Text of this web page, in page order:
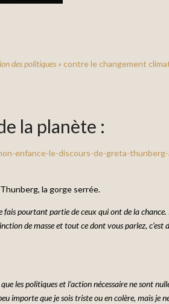
des politiques » contre le changement
la planète :
enfance-le-discours-de-greta-thunberg-
la gorge serrée.
fais pourtant partie de ceux qui ont de la chance.
de masse et tout ce dont vous parlez, c’est
les politiques et l’action nécessaire ne sont
importe que je sois triste ou en colère, mais je